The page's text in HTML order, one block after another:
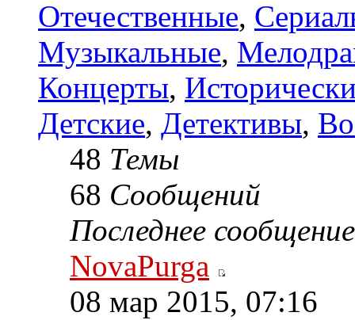
Отечественные,
Музыкальные,
Концерты,
Детские, Детективы,
48 Темы
68 Сообщений
Последнее сообщение
NovaPurga
08 мар 2015, 07:16